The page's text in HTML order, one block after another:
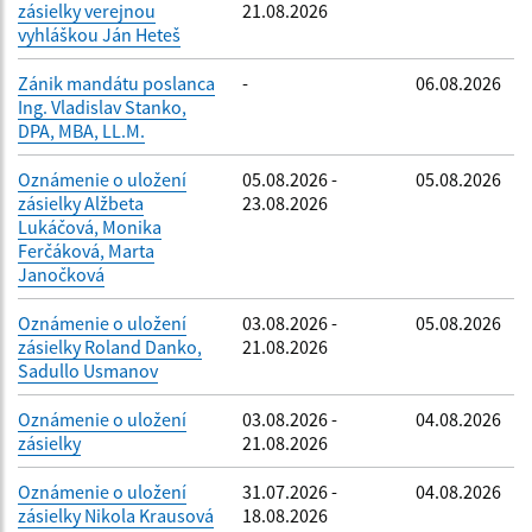
zásielky verejnou
vyhláškou Ján Heteš
21.08.2026
Zánik mandátu poslanca
Ing. Vladislav Stanko,
DPA, MBA, LL.M.
- 06.08.2026
Oznámenie o uložení
zásielky Alžbeta
Lukáčová, Monika
Ferčáková, Marta
Janočková
05.08.2026 -
23.08.2026
05.08.2026
Oznámenie o uložení
zásielky Roland Danko,
Sadullo Usmanov
03.08.2026 -
21.08.2026
05.08.2026
Oznámenie o uložení
zásielky
03.08.2026 -
21.08.2026
04.08.2026
Oznámenie o uložení
zásielky Nikola Krausová
31.07.2026 -
18.08.2026
04.08.2026